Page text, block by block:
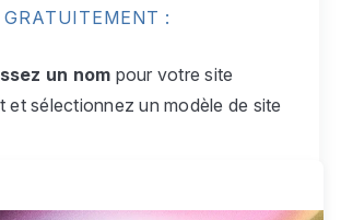
:
un nom pour votre site
et sélectionnez un modèle de site
vous